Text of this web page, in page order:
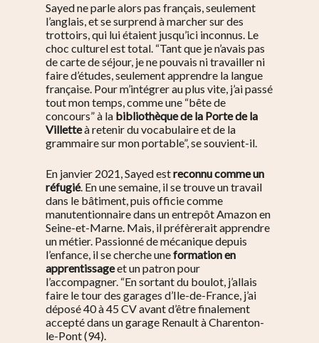
Sayed ne parle alors pas français, seulement
l’anglais, et se surprend à marcher sur des
trottoirs, qui lui étaient jusqu’ici inconnus. Le
choc culturel est total. “Tant que je n’avais pas
decarte de séjour, je ne pouvais ni travailler ni
faire d’études, seulement apprendre la langue
française. Pour m’intégrer au plus vite, j’ai passé
tout mon temps, comme une “bête de
concours” à la bibliothèque de la Porte de la
Villetteà retenir du vocabulaire et de la
grammaire sur mon portable”, se souvient-il.
En janvier 2021, Sayed estreconnu comme un
réfugié. En une semaine, il se trouve un travail
dans le bâtiment, puis officie comme
manutentionnaire dans un entrepôt Amazon en
Seine-et-Marne. Mais, il préfèrerait apprendre
un métier. Passionné de mécanique depuis
l’enfance, il se cherche uneformation en
apprentissageet un patron pour
l’accompagner. “En sortant du boulot, j’allais
faire le tour des garages d’Ile-de-France, j’ai
déposé 40 à 45 CV avant d’être finalement
accepté dans un garage Renault àCharenton-
le-Pont (94).